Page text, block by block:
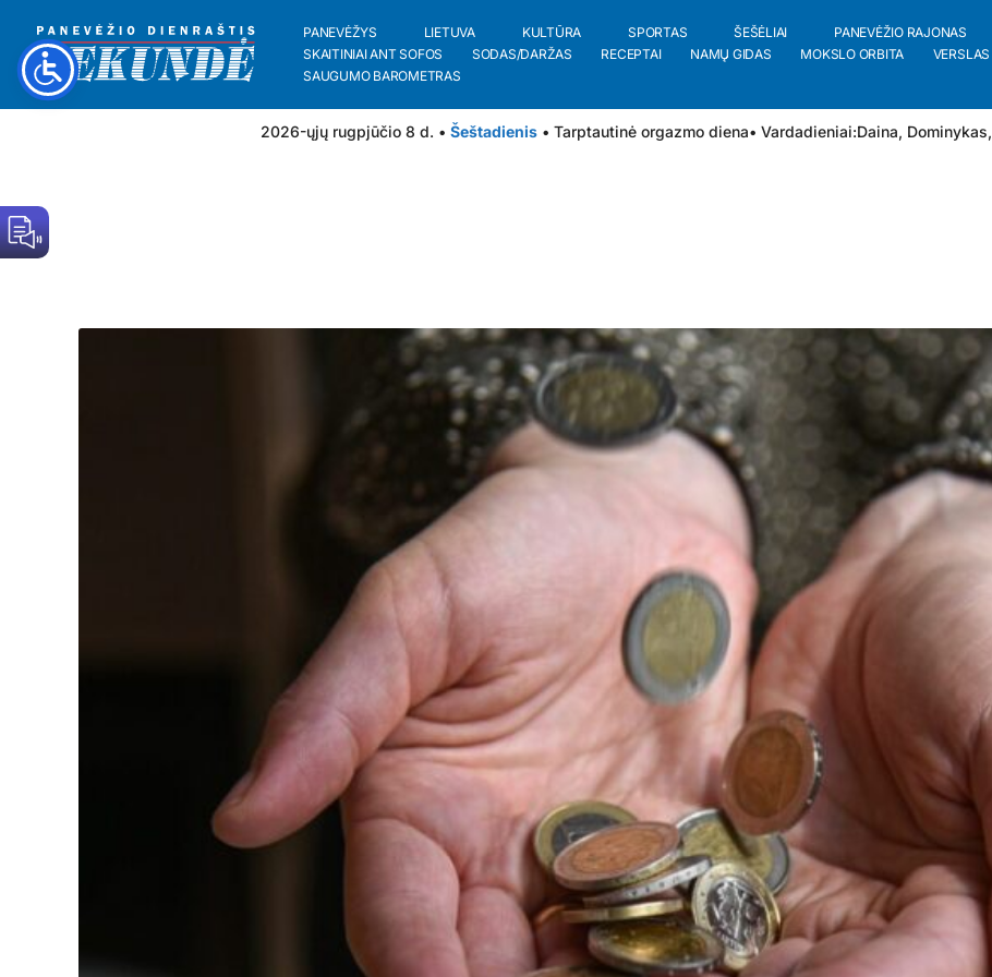
PANEVĖŽYS LIETUVA KULTŪRA SPORTAS ŠEŠĖLIAI PANEVĖŽIO RAJONAS
SKAITINIAI ANT SOFOS
SODAS/DARŽAS RECEPTAI NAMŲ GIDAS MOKSLO ORBITA VERSLAS
SAUGUMO BAROMETRAS
2026-ųjų rugpjūčio 8 d. • Šeštadienis • Tarptautinė orgazmo diena• Vardadieniai:Daina, Dominykas,